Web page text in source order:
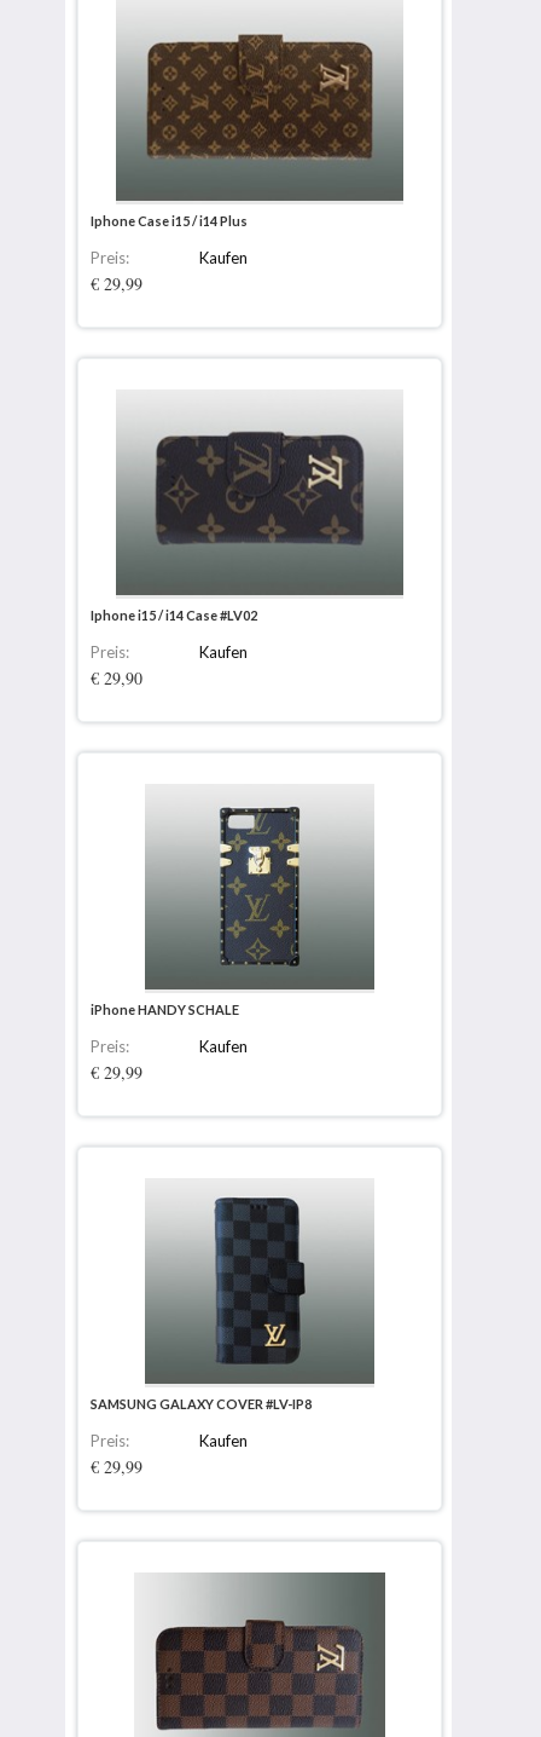
Iphone Case i15 / i14 Plus
Preis:
€ 29,99
Kaufen
Iphone i15 / i14 Case #LV02
Preis:
€ 29,90
Kaufen
iPhone HANDY SCHALE
Preis:
€ 29,99
Kaufen
SAMSUNG GALAXY COVER #LV-IP8
Preis:
€ 29,99
Kaufen